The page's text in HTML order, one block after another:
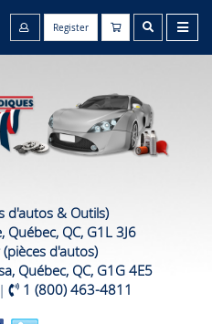
Register
d'autos & Outils)
QC, G1L 3J6
d'autos)
Québec, QC, G1G 4E5
| 1 (800) 463-4811